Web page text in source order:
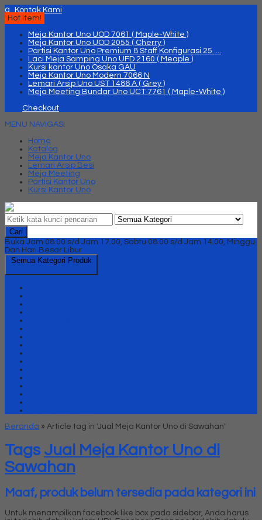
q
Kontak Kami
Hot Item!
Meja Kantor Uno UOD 7061 ( Maple-White )
Meja Kantor Uno UOD 2055 ( Cherry )
Partisi Kantor Uno Premium 8 Staff Konfigurasi 25 ....
Laci Meja Samping Uno UFD 2160 ( Meaple )
Kursi kantor Uno Osaka GAU
Meja Kantor Uno Modern 7066 N
Lemari Arsip Uno UST 1486 A ( Grey )
Meja Meeting Bundar Uno UCT 7761 ( Maple-White )
Checkout
MENU NAVIGASI
Home
Katalog
Meja Kantor Uno
Lemari Arsip Besi
Meja Meeting
Partisi Kantor Uno
Kursi Kantor Uno
Cari
Buka Jam 08.00 s/d Jam 17.00, Sabtu 08.00 s/d Jam 14.00, Minggu
Dan Hari Besar Libur
Semua Kategori Produk
Beranda » Article tag in 'Jual Meja Kantor Uno di Sawahan'
Tags Jual Meja Kantor Uno di
Sawahan
Maaf, produk belum tersedia pada kategori ini
Untuk menampilkan facebook like box pada sidebar, Anda harus